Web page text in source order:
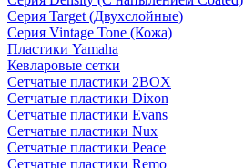
Серия Target (Двухслойные)
Серия Vintage Tone (Кожа)
Пластики Yamaha
Кевларовые сетки
Сетчатые пластики 2BOX
Сетчатые пластики Dixon
Сетчатые пластики Evans
Сетчатые пластики Nux
Сетчатые пластики Peace
Сетчатые пластики Remo